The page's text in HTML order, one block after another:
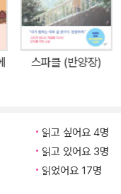
국내외 청소년희곡 작
상대적으로 문화예술
인 현실의 문제에 맞춘
지엄을 통하여 연구에
에 올렸다. 사계절1318
을 위한 희곡뿐 아니라
청소년희곡을 지속 발
스파클 (반양장)
읽고 싶어요 4명
읽고 있어요 3명
읽었어요 17명